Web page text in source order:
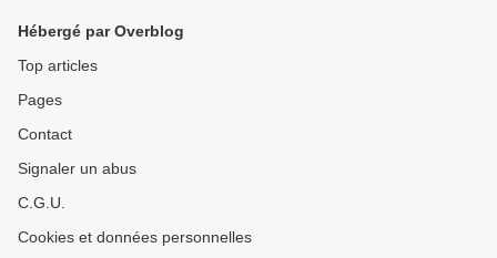
Hébergé par Overblog
Top articles
Pages
Contact
Signaler un abus
C.G.U.
Cookies et données personnelles